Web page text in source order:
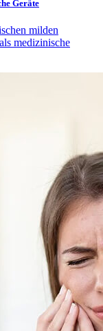
Geräte
milden
medizinische